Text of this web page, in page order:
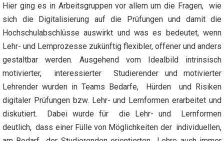
Hier ging es in Arbeitsgruppen vor allem um die Fragen, wie
sich die Digitalisierung auf die Prüfungen und damit die
Hochschulabschlüsse auswirkt und was es bedeutet, wenn
Lehr- und Lernprozesse zukünftig flexibler, offener und anders
gestaltbar werden. Ausgehend vom Idealbild intrinsisch
motivierter, interessierter Studierender und motivierter
Lehrender wurden in Teams Bedarfe, Hürden und Risiken
digitaler Prüfungen bzw. Lehr- und Lernformen erarbeitet und
diskutiert. Dabei wurde für die Lehr- und Lernformen
deutlich, dass einer Fülle von Möglichkeiten der individuellen,